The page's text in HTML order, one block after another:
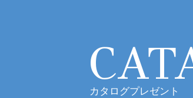
カタログプレゼント